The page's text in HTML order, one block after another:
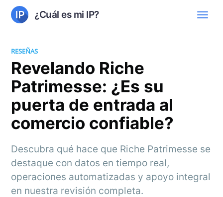
¿Cuál es mi IP?
RESEÑAS
Revelando Riche
Patrimesse: ¿Es su
puerta de entrada al
comercio confiable?
Descubra qué hace que Riche Patrimesse se
destaque con datos en tiempo real,
operaciones automatizadas y apoyo integral
en nuestra revisión completa.